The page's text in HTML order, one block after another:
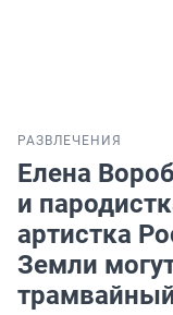
РАЗВЛЕЧЕНИЯ
Елена
и
артистка
Земли